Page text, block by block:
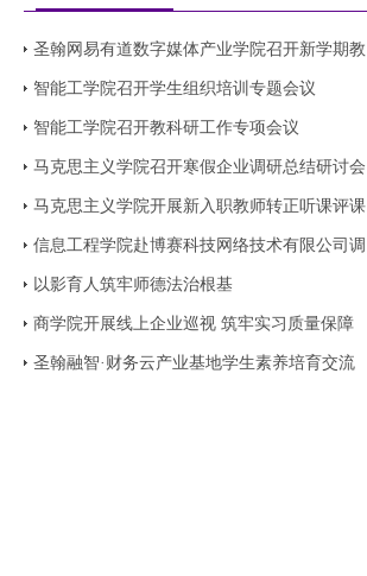
圣翰网易有道数字媒体产业学院召开新学期教
智能工学院召开学生组织培训专题会议
智能工学院召开教科研工作专项会议
马克思主义学院召开寒假企业调研总结研讨会
马克思主义学院开展新入职教师转正听课评课
信息工程学院赴博赛科技网络技术有限公司调
以影育人筑牢师德法治根基
商学院开展线上企业巡视 筑牢实习质量保障
圣翰融智·财务云产业基地学生素养培育交流